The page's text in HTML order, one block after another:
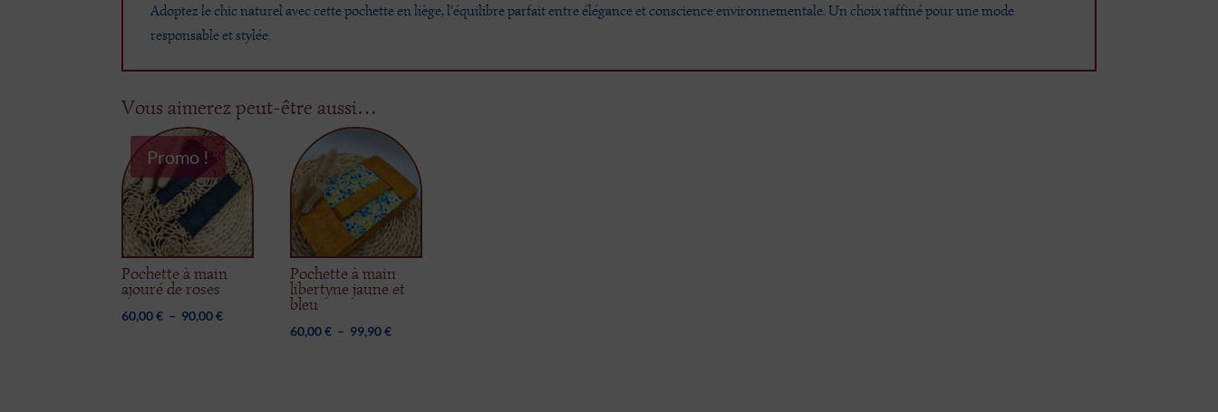
Adoptez le chic naturel avec cette pochette en liège, l'équilibre parfait entre élégance et conscience environnementale. Un choix raffiné pour une mode
responsable et stylée.
Vous aimerez peut-être aussi…
Promo !
Pochette à main
ajouré de roses
60,00€ – 90,00€Plage
Pochette à main
libertyne jaune et
bleu
60,00€ – 99,90€Plage